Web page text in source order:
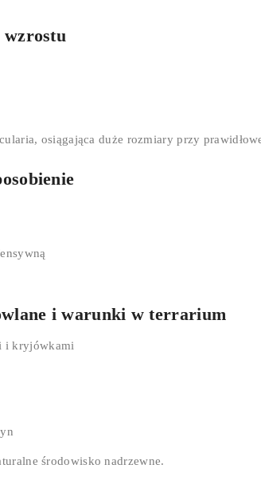
wzrostu
osiągająca duże rozmiary przy
i warunki w terrarium
i kryjówkami
środowisko nadrzewne.